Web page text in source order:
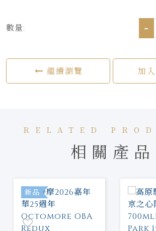
數量: -
繼續瀏覽 加
RELATED
相關產品
新品